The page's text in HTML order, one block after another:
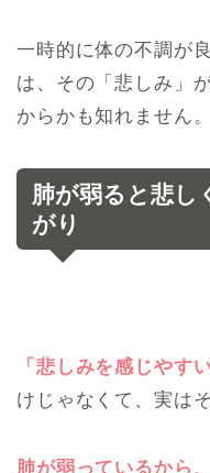
一時的に体の不調が
は、 その「悲しみ」
からかも知れません。
肺が弱ると悲し
がり
「悲しみを感じやす
けじゃなくて、 実は
肺が弱っているから